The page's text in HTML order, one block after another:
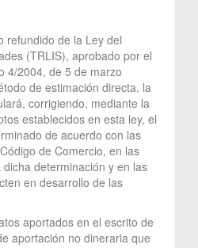
refundido de la Ley del
(TRLIS), aprobado por el
4/2004, de 5 de marzo
de estimación directa, la
corrigiendo, mediante la
establecidos en esta ley, el
de acuerdo con las
de Comercio, en las
determinación y en las
en desarrollo de las
aportados en el escrito de
aportación no dineraria que